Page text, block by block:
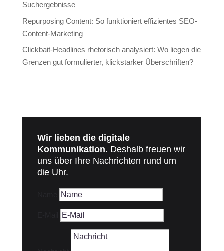
Suchergebnisse
Repurposing Content: So funktioniert effizientes SEO-
Content-Marketing
Clickbait-Headlines rhetorisch analysiert: Wo liegen die
Grenzen gut formulierter, klickstarker Überschriften?
Wir lieben die digitale
Kommunikation. Deshalb freuen wir
uns über Ihre Nachrichten rund um
die Uhr.